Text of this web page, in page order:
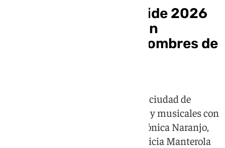
Sevilla presenta el Pride 2026
con una programación
histórica y grandes nombres de
El Mes de la Diversidad llenará la ciudad de
actividades culturales, deportivas y musicales con
artistas como Conchita Wurst, Mónica Naranjo,
Belén Aguilera, María Peláe o Patricia Manterola